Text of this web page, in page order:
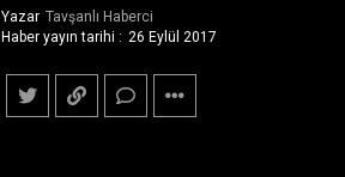
Yazar Tavşanlı Haberci
Haber yayın tarihi : 26 Eylül 2017